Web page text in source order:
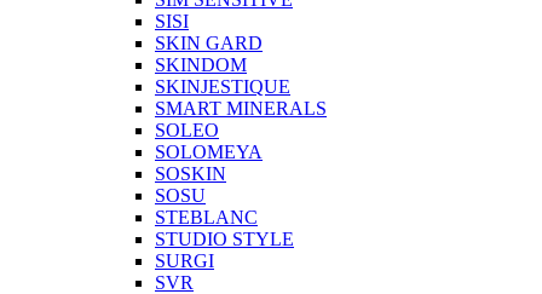
SISI
SKIN GARD
SKINDOM
SKINJESTIQUE
SMART MINERALS
SOLEO
SOLOMEYA
SOSKIN
SOSU
STEBLANC
STUDIO STYLE
SURGI
SVR